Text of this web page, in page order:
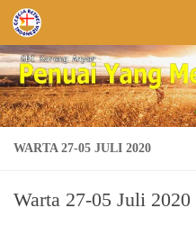
Skip to content
WARTA 27-05 JULI 2020
Warta 27-05 Juli 2020